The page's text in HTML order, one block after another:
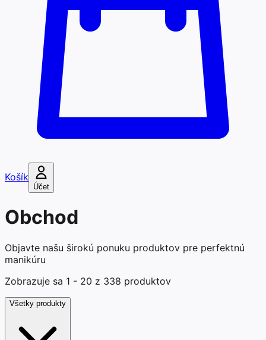
Košík
Účet
Obchod
Objavte našu širokú ponuku produktov pre perfektnú
manikúru
Zobrazuje sa 1 - 20 z 338 produktov
Všetky produkty